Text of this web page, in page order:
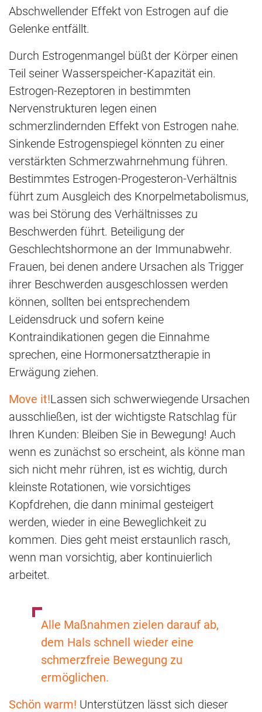
Abschwellender Effekt von Estrogen auf die
Gelenke entfällt.
Durch Estrogenmangel büßt der Körper einen
Teil seiner Wasserspeicher-Kapazität ein.
Estrogen-Rezeptoren in bestimmten
Nervenstrukturen legen einen
schmerzlindernden Effekt von Estrogen nahe.
Sinkende Estrogenspiegel könnten zu einer
verstärkten Schmerzwahrnehmung führen.
Bestimmtes Estrogen-Progesteron-Verhältnis
führt zum Ausgleich des Knorpelmetabolismus,
was bei Störung des Verhältnisses zu
Beschwerden führt. Beteiligung der
Geschlechtshormone an der Immunabwehr.
Frauen, bei denen andere Ursachen als Trigger
ihrer Beschwerden ausgeschlossen werden
können, sollten bei entsprechendem
Leidensdruck und sofern keine
Kontraindikationen gegen die Einnahme
sprechen, eine Hormonersatztherapie in
Erwägung ziehen.
Move it!Lassen sich schwerwiegende Ursachen
ausschließen, ist der wichtigste Ratschlag für
Ihren Kunden: Bleiben Sie in Bewegung! Auch
wenn es zunächst so erscheint, als könne man
sich nicht mehr rühren, ist es wichtig, durch
kleinste Rotationen, wie vorsichtiges
Kopfdrehen, die dann minimal gesteigert
werden, wieder in eine Beweglichkeit zu
kommen. Dies geht meist erstaunlich rasch,
wenn man vorsichtig, aber kontinuierlich
arbeitet.
Alle Maßnahmen zielen darauf ab,
dem Hals schnell wieder eine
schmerzfreie Bewegung zu
ermöglichen.
Schön warm! Unterstützen lässt sich dieser